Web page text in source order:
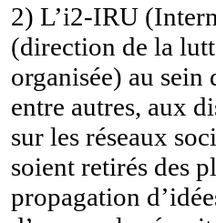
2) L’i2-IRU
(direction de la
organisée) au sein
entre autres, aux
sur les réseaux
soient retirés des
propagation